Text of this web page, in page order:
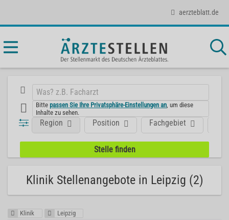
aerzteblatt.de
Bittepassen Sie Ihre Privatsphäre-Einstellungen an , um diese
Inhalte zu sehen.
Position Fachgebiet
Region
Klinik Stellenangebote in Leipzig (2)
Klinik Leipzig